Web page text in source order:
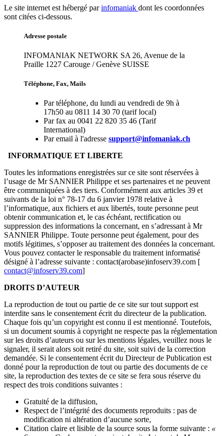
Le site internet est hébergé parinfomaniak dont les coordonnées
sont citées ci-dessous.
Adresse postale
INFOMANIAK NETWORK SA 26, Avenue de la
Praille 1227 Carouge / Genève SUISSE
Téléphone, Fax, Mails
Par téléphone, du lundi au vendredi de 9h à
17h50 au 0811 14 30 70 (tarif local)
Par fax au 0041 22 820 35 46 (Tarif
International)
Par email à l'adresse support@infomaniak.ch
INFORMATIQUE ET LIBERTE
Toutes les informations enregistrées sur ce site sont réservées à
l’usage de Mr SANNIER Philippe et ses partenaires et ne peuvent
être communiquées à des tiers. Conformément aux articles 39 et
suivants de la loi n° 78-17 du 6 janvier 1978 relative à
l’informatique, aux fichiers et aux libertés, toute personne peut
obtenir communication et, le cas échéant, rectification ou
suppression des informations la concernant, en s’adressant à Mr
SANNIER Philippe. Toute personne peut également, pour des
motifs légitimes, s’opposer au traitement des données la concernant.
Vous pouvez contacter le responsable du traitement informatisé
désigné à l’adresse suivante : contact(arobase)infoserv39.com [
contact@infoserv39.com]
DROITS D’AUTEUR
La reproduction de tout ou partie de ce site sur tout support est
interdite sans le consentement écrit du directeur de la publication.
Chaque fois qu’un copyright est connu il est mentionné. Toutefois,
si un document soumis à copyright ne respecte pas la réglementation
sur les droits d’auteurs ou sur les mentions légales, veuillez nous le
signaler, il serait alors soit retiré du site, soit suivi de la correction
demandée. Si le consentement écrit du Directeur de Publication est
donné pour la reproduction de tout ou partie des documents de ce
site, la reproduction des textes de ce site se fera sous réserve du
respect des trois conditions suivantes :
Gratuité de la diffusion,
Respect de l’intégrité des documents reproduits : pas de
modification ni altération d’aucune sorte,
Citation claire et lisible de la source sous la forme suivante : «